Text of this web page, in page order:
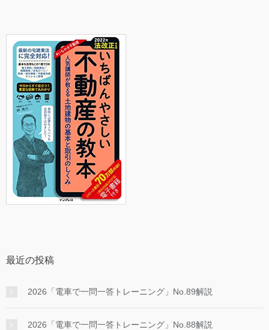
最近の投稿
2026「電車で一問一答トレーニング」No.89解説
2026「電車で一問一答トレーニング」No.88解説